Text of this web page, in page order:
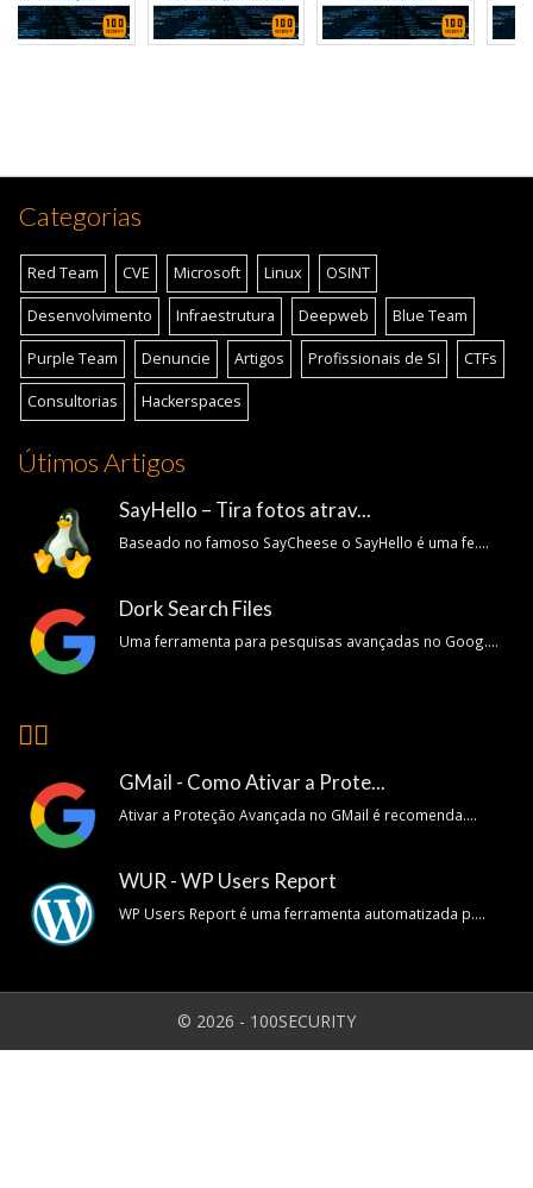
Categorias
Red Team CVE Microsoft Linux OSINT
Desenvolvimento Infraestrutura Deepweb Blue Team
Purple Team Denuncie Artigos Profissionais de SI CTFs
Consultorias Hackerspaces
Útimos Artigos
SayHello – Tira fotos atrav...
Baseado no famoso SayCheese o SayHello é uma fe....
Dork Search Files
Uma ferramenta para pesquisas avançadas no Goog....
👍🏽
GMail - Como Ativar a Prote...
Ativar a Proteção Avançada no GMail é recomenda....
WUR - WP Users Report
WP Users Report é uma ferramenta automatizada p....
© 2026 - 100SECURITY